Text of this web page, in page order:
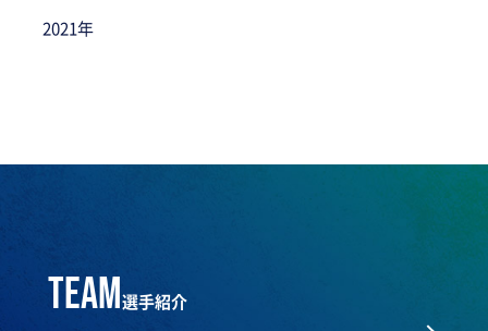
2021年
team選手紹介